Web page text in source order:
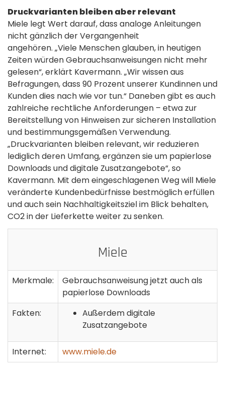
Druckvarianten bleiben aber relevant
Miele legt Wert darauf, dass analoge Anleitungen
nicht gänzlich der Vergangenheit
angehören. „Viele Menschen glauben, in heutigen
Zeiten würden Gebrauchsanweisungen nicht mehr
gelesen“, erklärt Kavermann. „Wir wissen aus
Befragungen, dass 90 Prozent unserer Kundinnen und
Kunden dies nach wie vor tun.“ Daneben gibt es auch
zahlreiche rechtliche Anforderungen – etwa zur
Bereitstellung von Hinweisen zur sicheren Installation
und bestimmungsgemäßen Verwendung.
„Druckvarianten bleiben relevant, wir reduzieren
lediglich deren Umfang, ergänzen sie um papierlose
Downloads und digitale Zusatzangebote“, so
Kavermann. Mit dem eingeschlagenen Weg will Miele
veränderte Kundenbedürfnisse bestmöglich erfüllen
und auch sein Nachhaltigkeitsziel im Blick behalten,
CO2 in der Lieferkette weiter zu senken.
Miele
Merkmale:
Gebrauchsanweisung jetzt auch als
papierlose Downloads
Fakten:
Außerdem digitale
Zusatzangebote
Internet: www.miele.de